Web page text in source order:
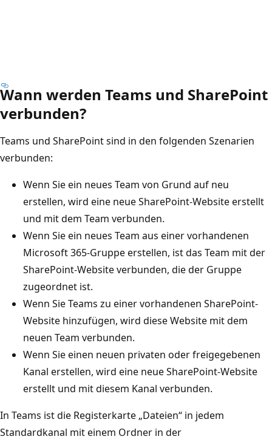
Wann werden Teams und SharePoint
verbunden?
Teams und SharePoint sind in den folgenden Szenarien
verbunden:
Wenn Sie ein neues Team von Grund auf neu
erstellen, wird eine neue SharePoint-Website erstellt
und mit dem Team verbunden.
Wenn Sie ein neues Team aus einer vorhandenen
Microsoft 365-Gruppe erstellen, ist das Team mit der
SharePoint-Website verbunden, die der Gruppe
zugeordnet ist.
Wenn Sie Teams zu einer vorhandenen SharePoint-
Website hinzufügen, wird diese Website mit dem
neuen Team verbunden.
Wenn Sie einen neuen privaten oder freigegebenen
Kanal erstellen, wird eine neue SharePoint-Website
erstellt und mit diesem Kanal verbunden.
In Teams ist die Registerkarte „Dateien“ in jedem
Standardkanal mit einem Ordner in der